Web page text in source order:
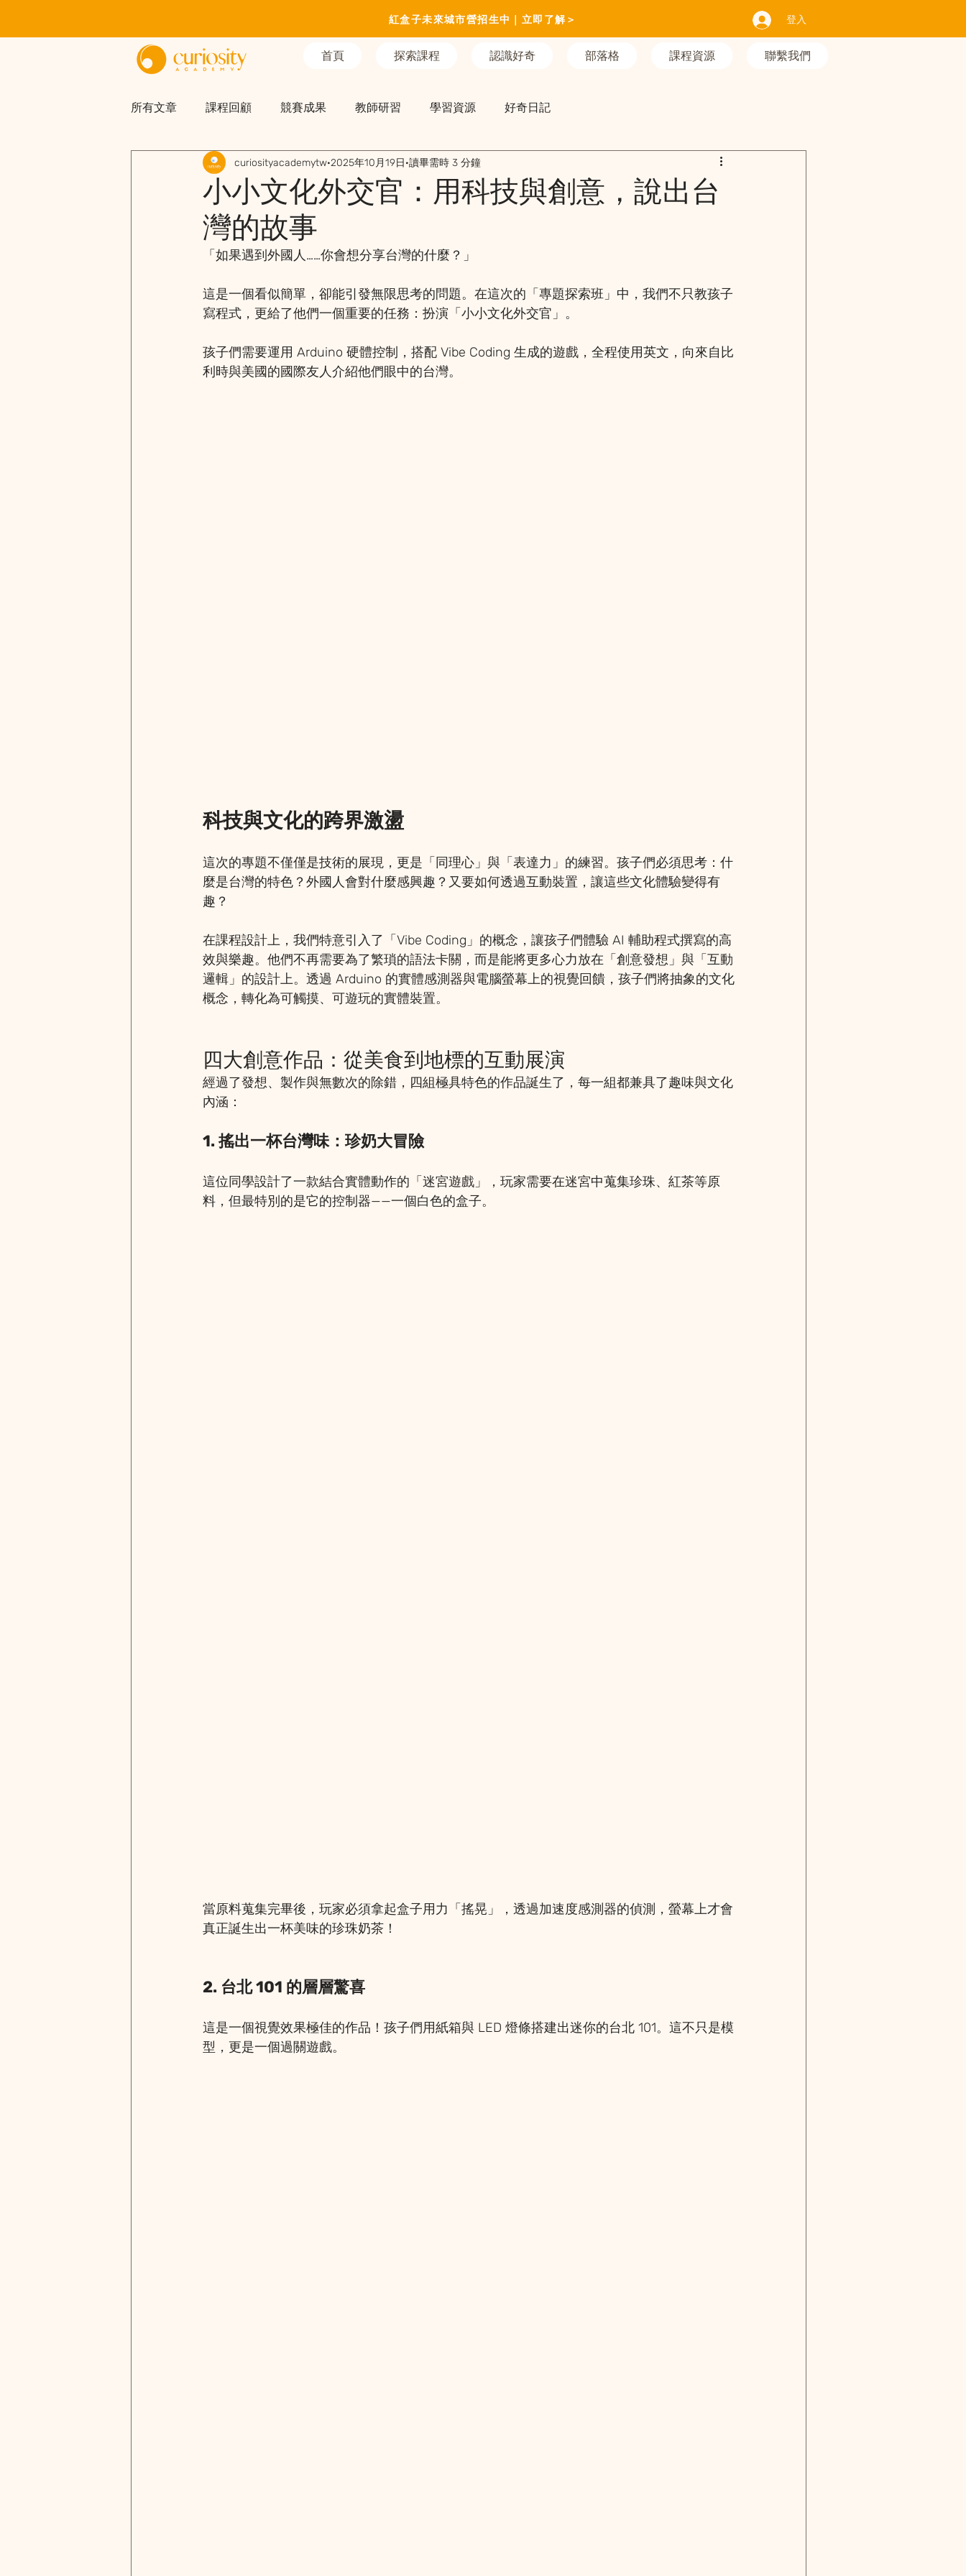
紅盒子未來城市營招生中｜立即了解＞ 登入
首頁 探索課程 認識好奇 部落格 課程資源 聯繫我們
所有文章 課程回顧 競賽成果 教師研習 學習資源 好奇日記
小小文化外交官：用科技與創意，說出台
灣的故事
curiosityacademytw 2025年10月19日 讀畢需時 3 分鐘
「如果遇到外國人……你會想分享台灣的什麼？」
這是一個看似簡單，卻能引發無限思考的問題。在這次的「專題探索班」中，我們不只教孩子
寫程式，更給了他們一個重要的任務：扮演「小小文化外交官」。
孩子們需要運用 Arduino 硬體控制，搭配 Vibe Coding 生成的遊戲，全程使用英文，向來自比
利時與美國的國際友人介紹他們眼中的台灣。
科技與文化的跨界激盪
這次的專題不僅僅是技術的展現，更是「同理心」與「表達力」的練習。孩子們必須思考：什
麼是台灣的特色？外國人會對什麼感興趣？又要如何透過互動裝置，讓這些文化體驗變得有
趣？
在課程設計上，我們特意引入了「Vibe Coding」的概念，讓孩子們體驗 AI 輔助程式撰寫的高
效與樂趣。他們不再需要為了繁瑣的語法卡關，而是能將更多心力放在「創意發想」與「互動
邏輯」的設計上。透過 Arduino 的實體感測器與電腦螢幕上的視覺回饋，孩子們將抽象的文化
概念，轉化為可觸摸、可遊玩的實體裝置。
四大創意作品：從美食到地標的互動展演
經過了發想、製作與無數次的除錯，四組極具特色的作品誕生了，每一組都兼具了趣味與文化
內涵：
1. 搖出一杯台灣味：珍奶大冒險
這位同學設計了一款結合實體動作的「迷宮遊戲」，玩家需要在迷宮中蒐集珍珠、紅茶等原
料，但最特別的是它的控制器——一個白色的盒子。
當原料蒐集完畢後，玩家必須拿起盒子用力「搖晃」，透過加速度感測器的偵測，螢幕上才會
真正誕生出一杯美味的珍珠奶茶！
2. 台北 101 的層層驚喜
這是一個視覺效果極佳的作品！孩子們用紙箱與 LED 燈條搭建出迷你的台北 101。這不只是模
型，更是一個過關遊戲。